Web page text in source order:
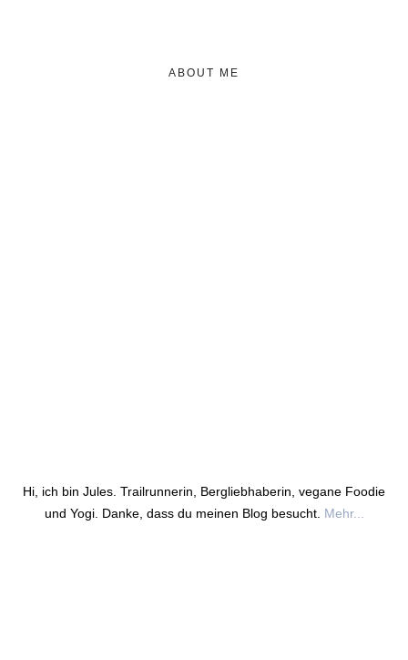
ABOUT ME
Hi, ich bin Jules. Trailrunnerin, Bergliebhaberin, vegane Foodie
und Yogi. Danke, dass du meinen Blog besucht. Mehr...